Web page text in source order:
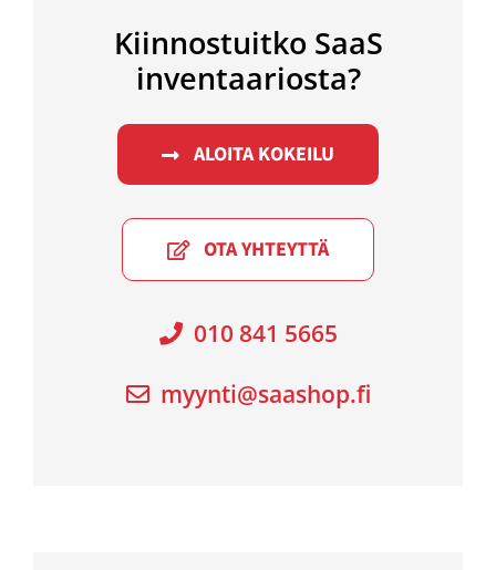
Kiinnostuitko SaaS
inventaariosta?
ALOITA KOKEILU
OTA YHTEYTTÄ
010 841 5665
myynti@saashop.fi